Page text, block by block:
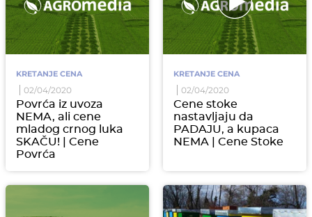
KRETANJE CENA
02/04/2020
Povrća iz uvoza
NEMA, ali cene
mladog crnog luka
SKAČU! | Cene
Povrća
KRETANJE CENA
02/04/2020
Cene stoke
nastavljaju da
PADAJU, a kupaca
NEMA | Cene Stoke